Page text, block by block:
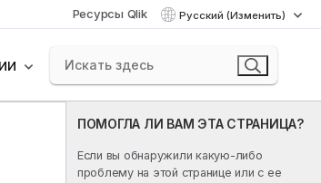
Ресурсы Qlik Русский (Изменить)
ПОМОГЛА ЛИ ВАМ ЭТА СТРАНИЦА?
Если вы обнаружили какую-либо
проблему на этой странице или с ее